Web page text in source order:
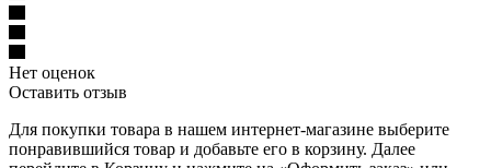
Нет оценок
Оставить отзыв
Для покупки товара в нашем интернет-магазине выберите
понравившийся товар и добавьте его в корзину. Далее